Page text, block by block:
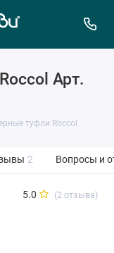
Арт.
туфли Roccol
2 Вопросы и
5.0 (2 отзыва)